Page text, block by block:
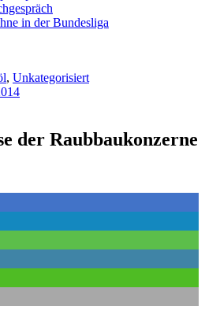
in der Bundesliga
, Unkategorisiert
der Raubbaukonzerne